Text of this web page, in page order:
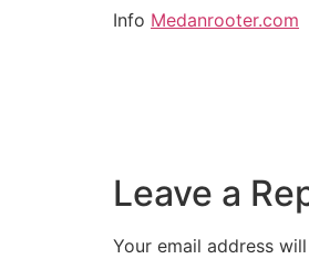
Info Medanrooter.com
Leave a
Your email address